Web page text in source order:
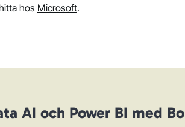
hos Microsoft.
AI och Power BI med Bo